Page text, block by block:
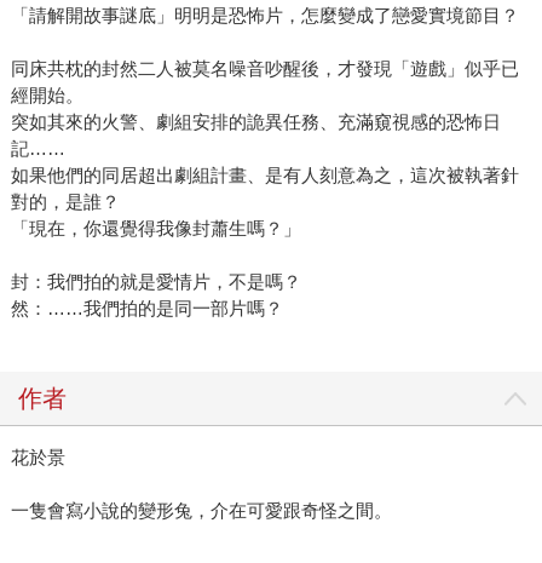
「請解開故事謎底」明明是恐怖片，怎麼變成了戀愛實境節目？
同床共枕的封然二人被莫名噪音吵醒後，才發現「遊戲」似乎已
經開始。
突如其來的火警、劇組安排的詭異任務、充滿窺視感的恐怖日
記……
如果他們的同居超出劇組計畫、是有人刻意為之，這次被執著針
對的，是誰？
「現在，你還覺得我像封蕭生嗎？」
封：我們拍的就是愛情片，不是嗎？
然：……我們拍的是同一部片嗎？
作者
花於景
一隻會寫小說的變形兔，介在可愛跟奇怪之間。